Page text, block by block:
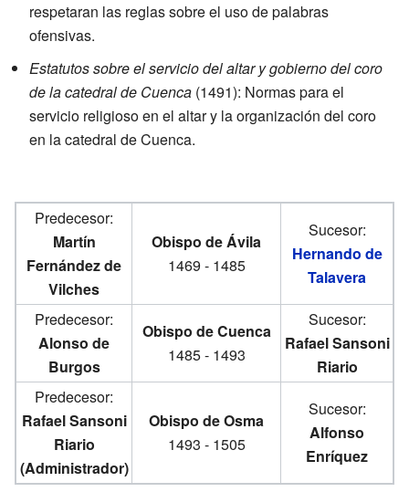
respetaran las reglas sobre el uso de palabras
ofensivas.
Estatutos sobre el servicio del altar y gobierno del coro
de la catedral de Cuenca (1491): Normas para el
servicio religioso en el altar y la organización del coro
en la catedral de Cuenca.
Predecesor:
Martín
Fernández de
Vilches
Obispo de Ávila
1469 - 1485
Sucesor:
Hernando de
Talavera
Predecesor:
Alonso de
Burgos
Obispo de Cuenca
1485 - 1493
Sucesor:
Rafael Sansoni
Riario
Predecesor:
Rafael Sansoni
Riario
(Administrador)
Obispo de Osma
1493 - 1505
Sucesor:
Alfonso
Enríquez